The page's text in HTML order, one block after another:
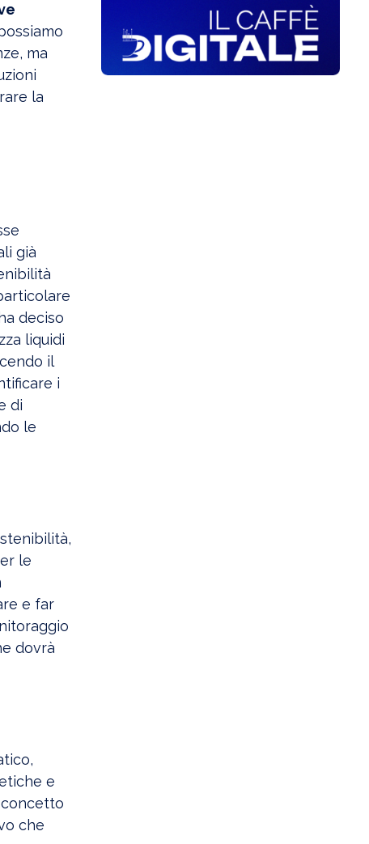
ma
la
già
deciso
liquidi
il
i
di
le
le
e far
dovrà
e
concetto
che